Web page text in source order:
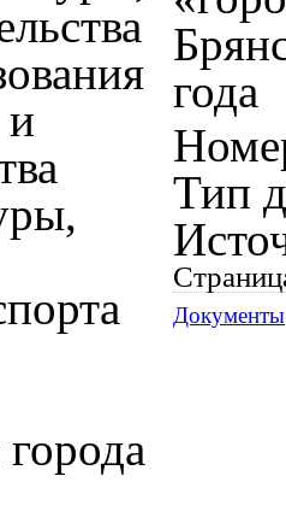
и
года
Тип
Документы